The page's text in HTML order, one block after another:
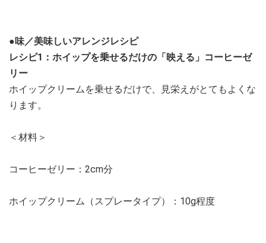
●味／美味しいアレンジレシピ
レシピ1：ホイップを乗せるだけの「映える」コーヒーゼ
リー
ホイップクリームを乗せるだけで、見栄えがとてもよくな
ります。
＜材料＞
コーヒーゼリー：2cm分
ホイップクリーム（スプレータイプ）：10g程度